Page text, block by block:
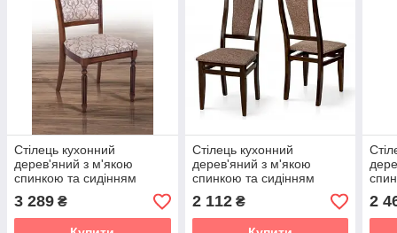
Стілець кухонний
дерев'яний з м'якою
спинкою та сидінням
Сицилія Мікс меблі, колір
горіх
3 289 ₴
Стілець кухонний
дерев'яний з м'якою
спинкою та сидінням
Чумак Мікс меблі, колір
темний горіх тканина
Поло Браун
2 112₴
горіх
2